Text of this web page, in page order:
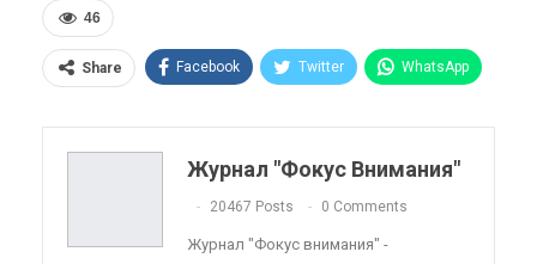
46
Share Facebook Twitter WhatsApp
Telegram VK Viber
Linkedin Tumblr
Журнал "Фокус Внимания"
20467 Posts 0 Comments
Журнал "Фокус внимания" -